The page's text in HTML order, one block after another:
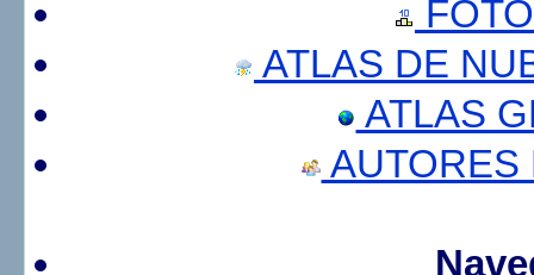
ATLAS DE
ATLAS
AUTORES